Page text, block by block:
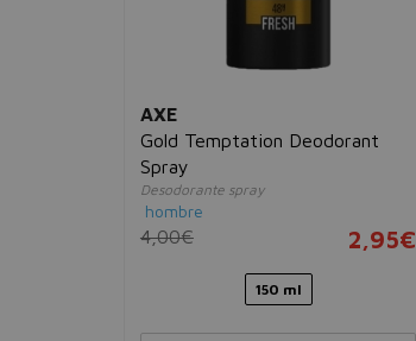
AXE
Gold Temptation Deodorant
Spray
Desodorante spray
hombre
4,00€ 2,95€
150 ml